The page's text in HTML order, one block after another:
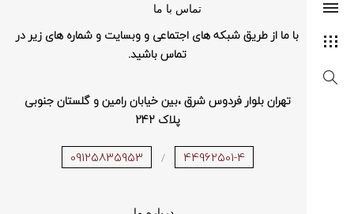
تماس با ما
با ما از طریق شبکه های اجتماعی و وبسایت و شماره های زیر در
تماس باشید.
تهران بلوار فردوس شرق ،بین خیابان رامین و گلستان جنوبی
پلاک 242
44962501-4
/
09125835953